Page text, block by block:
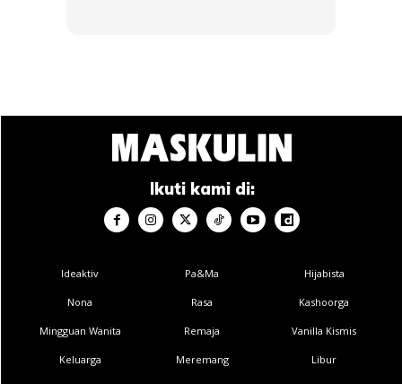
MINI Aceman turut menggunakan MINI Operating System 9
yang direka menyerupai penggunaan telefon pintar,
menjadikan navigasi menu lebih mudah dan intuitif.
Menariknya, terdapat tujuh MINI Experience Modes yang
membolehkan suasana kabin berubah mengikut mood
pencahayaan ambien yang dipancarkan pada papan
pemuka.
Ikuti kami di:
Ideaktiv
Nona
Mingguan Wanita
Keluarga
Pa&Ma
Rasa
Remaja
Meremang
Hijabista
Kashoorga
Vanilla Kismis
Libur